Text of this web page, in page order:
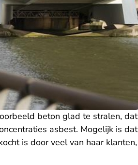
beton glad te stralen, dat
asbest. Mogelijk is dat
is door veel van haar klanten,